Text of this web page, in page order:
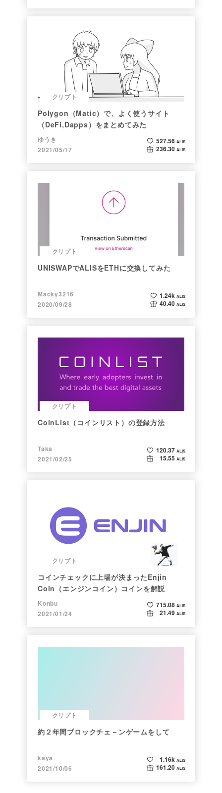
クリプト
Polygon（Matic）で、よく使うサイト
（DeFi,Dapps）をまとめてみた
ゆうき
2021/05/17
527.56 ALIS
236.30 ALIS
クリプト
UNISWAPでALISをETHに交換してみた
Macky3216
2020/09/28
1.24k ALIS
40.40 ALIS
クリプト
CoinList（コインリスト）の登録方法
Taka
2021/02/25
120.37 ALIS
15.55 ALIS
クリプト
コインチェックに上場が決まったEnjin
Coin（エンジンコイン）コインを解説
Konbu
2021/01/24
715.08 ALIS
21.49 ALIS
クリプト
約２年間ブロックチェ－ンゲームをして
kaya
2021/10/06
1.16k ALIS
161.20 ALIS